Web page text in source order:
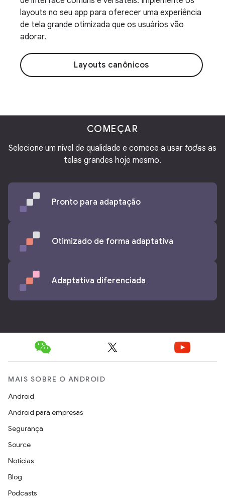
layouts no seu app para oferecer uma experiência
de tela grande otimizada que os usuários vão
adorar.
Layouts canônicos
COMEÇAR
Selecione um nível de qualidade e comece a usar todas as
telas grandes hoje mesmo.
Pronto para adaptação
Otimizado de forma adaptativa
Adaptativa diferenciada
MAIS SOBRE O ANDROID
Android
Android para empresas
Segurança
Source
Notícias
Blog
Podcasts